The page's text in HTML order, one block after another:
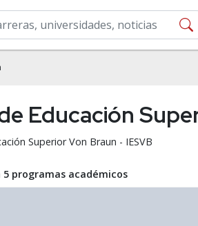
Educación
Superior Von Braun - IESVB
programas académicos